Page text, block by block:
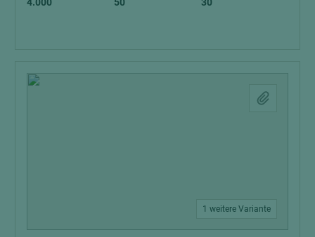
1 weitere Variante